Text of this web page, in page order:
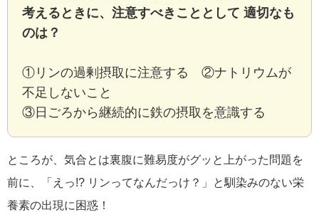
考えるときに、注意すべきこととして 適切なも
のは？
①リンの過剰摂取に注意する ②ナトリウムが
不足しないこと
③日ごろから継続的に鉄の摂取を意識する
ところが、気合とは裏腹に難易度がグッと上がった問題を
前に、「えっ!? リンってなんだっけ？」と馴染みのない栄
養素の出現に困惑！